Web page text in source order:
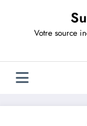
Votre source